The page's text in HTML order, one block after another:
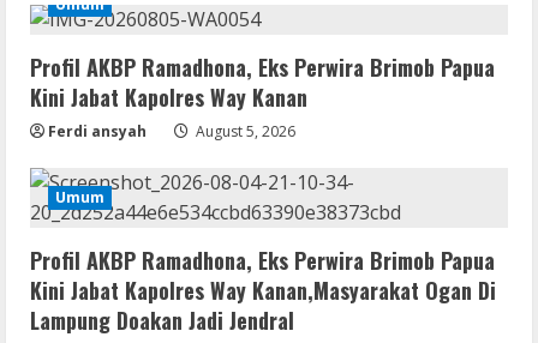
Umum
Profil AKBP Ramadhona, Eks Perwira Brimob Papua
Kini Jabat Kapolres Way Kanan
Ferdi ansyah August 5, 2026
Umum
Profil AKBP Ramadhona, Eks Perwira Brimob Papua
Kini Jabat Kapolres Way Kanan,Masyarakat Ogan Di
Lampung Doakan Jadi Jendral
2 Doakan Jadi Jendral
Umum
Ketua Pro Jurnalis Media Siber Way
Kanan Apresiasi Prestasi Reva Radisya,
Putri Ferdiansyah, Lolos di Unila
August 4, 2026
4
Umum
Infrastruktur Publik; Provider WiFi
Ilegal Diminta Bangun Tiang Mandiri
August 3, 2026